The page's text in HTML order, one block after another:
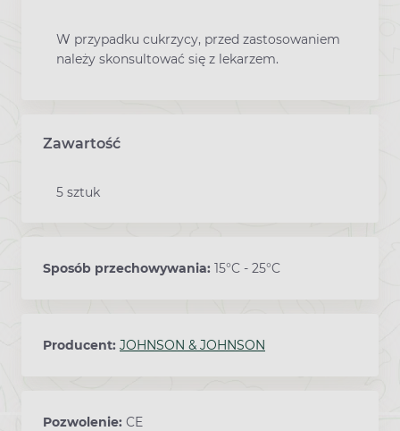
W przypadku cukrzycy, przed zastosowaniem
należy skonsultować się z lekarzem.
Zawartość
5 sztuk
Sposób przechowywania: 15°C - 25°C
Producent: JOHNSON & JOHNSON
Pozwolenie: CE